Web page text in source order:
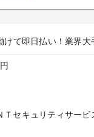
て即日払い！業界
Ｔセキュリティサービ